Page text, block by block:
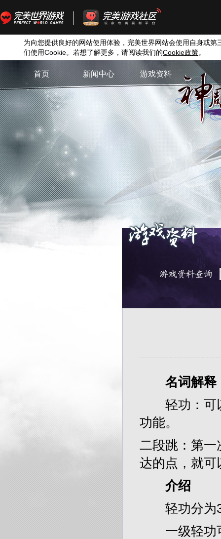
为向您提供良好的网站使用体验，完美世界网站会使用自身或第
们使用Cookie。若想了解更多，请阅读我们的Cookie政策。
首页 新闻中心 游戏资料
名词解释
轻功：可以
功能。
二段跳：第一
达的点，就可
介绍
轻功分为3
一级轻功可